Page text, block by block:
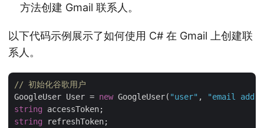
方法创建 Gmail 联系人。
以下代码示例展示了如何使用 C# 在 Gmail 上创建联
系人。
// 初始化谷歌用户
GoogleUser User = new GoogleUser( "user" ,
"email
string
string refreshToken;